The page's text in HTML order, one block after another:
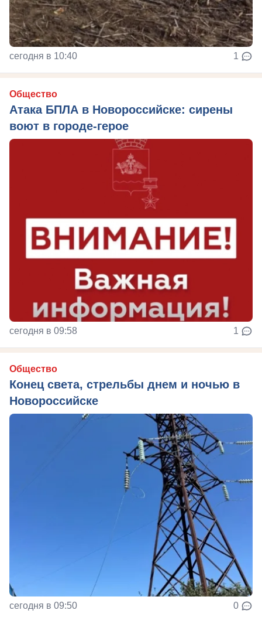
сегодня в 10:40 1
Общество
Атака БПЛА в Новороссийске: сирены
воют в городе-герое
сегодня в 09:58 1
Общество
Конец света, стрельбы днем и ночью в
Новороссийске
сегодня в 09:50 0